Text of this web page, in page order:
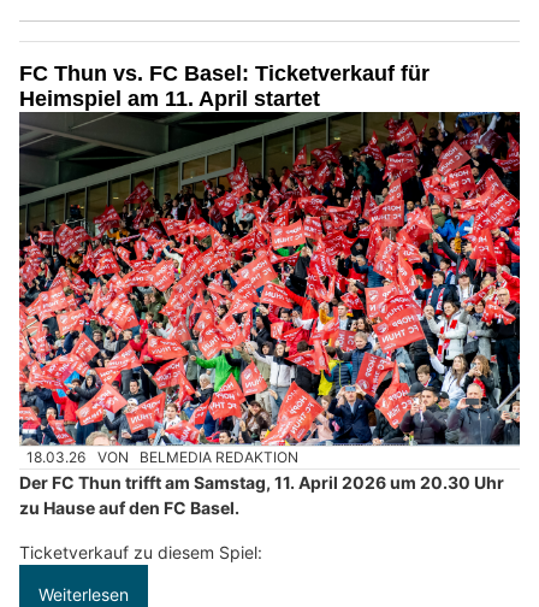
FC Thun vs. FC Basel: Ticketverkauf für
Heimspiel am 11. April startet
18.03.26 VON BELMEDIA REDAKTION
Der FC Thun trifft am Samstag, 11. April 2026 um 20.30 Uhr
zu Hause auf den FC Basel.
Ticketverkauf zu diesem Spiel:
Weiterlesen